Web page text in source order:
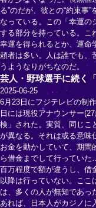
る”のだが、彼との“約束事
なっている。この「幸運の
する部分を持っている。こ
幸運を得られるとか、運命
頼者は多い。人は誰でも、
うようなりがちなのだ。
芸人・野球選手に続く
2025-06-25
6月23日にフジテレビの制
日には現役アナウンサー
検」された。実質、同じこ
が異なる。それは或る意味
お金を動かしていて、期間
ら借金までして行ってい
百万程度で額が違うし、借
以降は行っていない。ここ
は、多くの人が無知であっ
あれば、日本人がカジノに